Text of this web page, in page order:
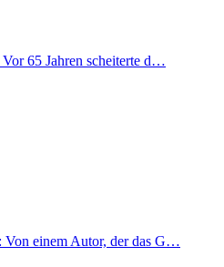
65 Jahren scheiterte d…
Von einem Autor, der das G…